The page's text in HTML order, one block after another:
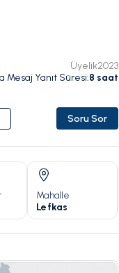
Üyelik2023
Mesaj Yanıt Süresi:8 saat
Soru Sor
Mahalle
Lefkas